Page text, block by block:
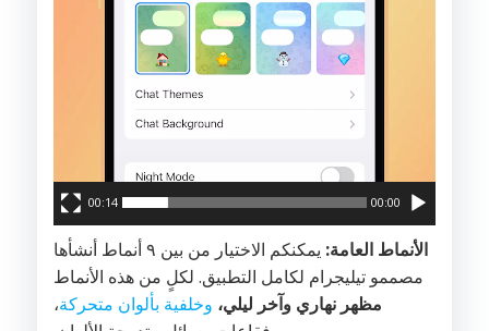
00:00
00:14
الأنماط العامة:
يمكنكم الاختيار من بين ٩ أنماط أنشأها
مصممو تيليجرام لكامل التطبيق. لكلٍ من هذه الأنماط
مظهر نهاري وآخر ليلي، وخلفية بألوان متحركة،